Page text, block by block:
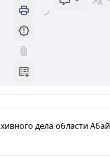
дела области Абай